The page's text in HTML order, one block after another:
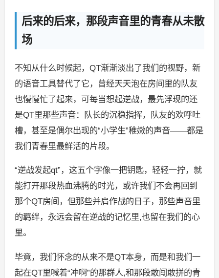
后来的后来，那段声音里的青春从未散
场
不知从什么时候起，QT渐渐淡出了我们的视野，新
的语音工具替代了它，曾经天天泡在房间里的队友
也慢慢忙了起来，可每当想起逆战，最先浮现的还
是QT里那些声音：队长的沉稳指挥，队友的欢呼吐
槽，甚至是偶尔出现的“小学生”稚嫩的声音——都是
我们青春里最鲜活的片段。
“逆战发起qt”，这五个字像一把钥匙，轻轻一拧，就
能打开那段热血沸腾的时光，或许我们不会再回到
那个QT房间，但那些并肩作战的日子，那些声音里
的羁绊，永远会留在逆战的记忆里,也留在我们的心
里。
毕竟，我们怀念的从来不是QT本身，而是和我们一
起在QT里喊着“冲啊”的那群人,和那段敢闯敢拼的青